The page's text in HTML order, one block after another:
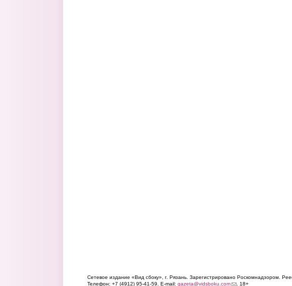
Сетевое издание «Вид сбоку», г. Рязань. Зарегистрировано Роскомнадзором.
Телефон: +7 (4912) 95-41-59. E-mail: gazeta@vidsboku.com(link sends e-mail)
. 18+